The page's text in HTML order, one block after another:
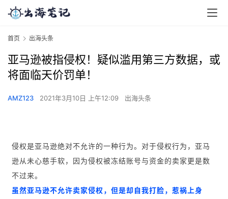
首页 出海头条
亚马逊被指侵权！疑似滥用第三方数据，或
将面临天价罚单！
AMZ123 2021年3月10日 上午12:09 出海头条
侵权是亚马逊绝对不允许的一种行为。对于侵权行为，亚马
逊从未心慈手软，因为侵权被冻结账号与资金的卖家更是数
不过来。
虽然亚马逊不允许卖家侵权，但是却自我打脸，惹祸上身